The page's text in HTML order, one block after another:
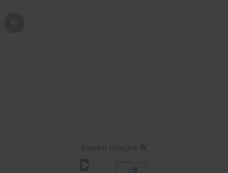
Ampliar imagem